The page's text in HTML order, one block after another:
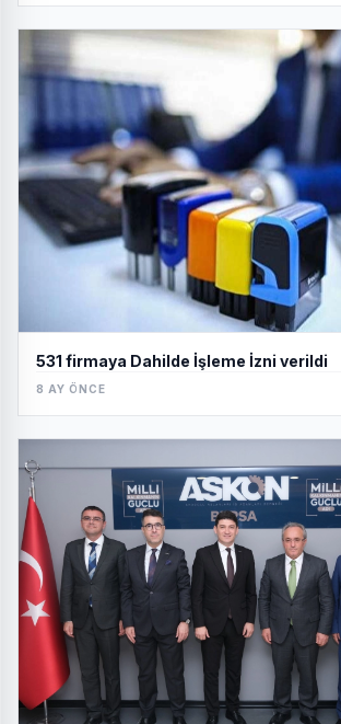
531 firmaya Dahilde İşleme İzni verildi
8 AY ÖNCE